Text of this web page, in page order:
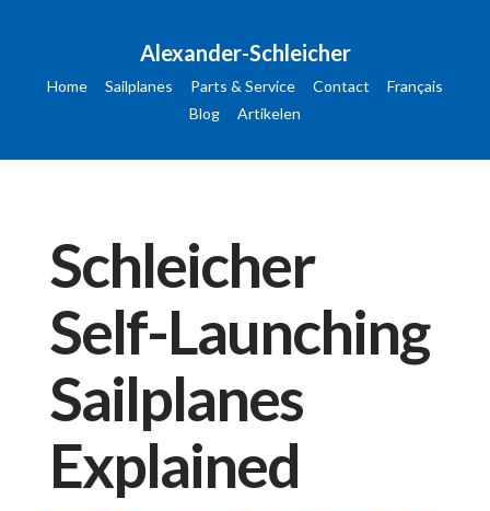
Alexander-Schleicher
Home Sailplanes Parts & Service Contact
Français
Blog
Artikelen
Schleicher
Self-Launching
Sailplanes
Explained